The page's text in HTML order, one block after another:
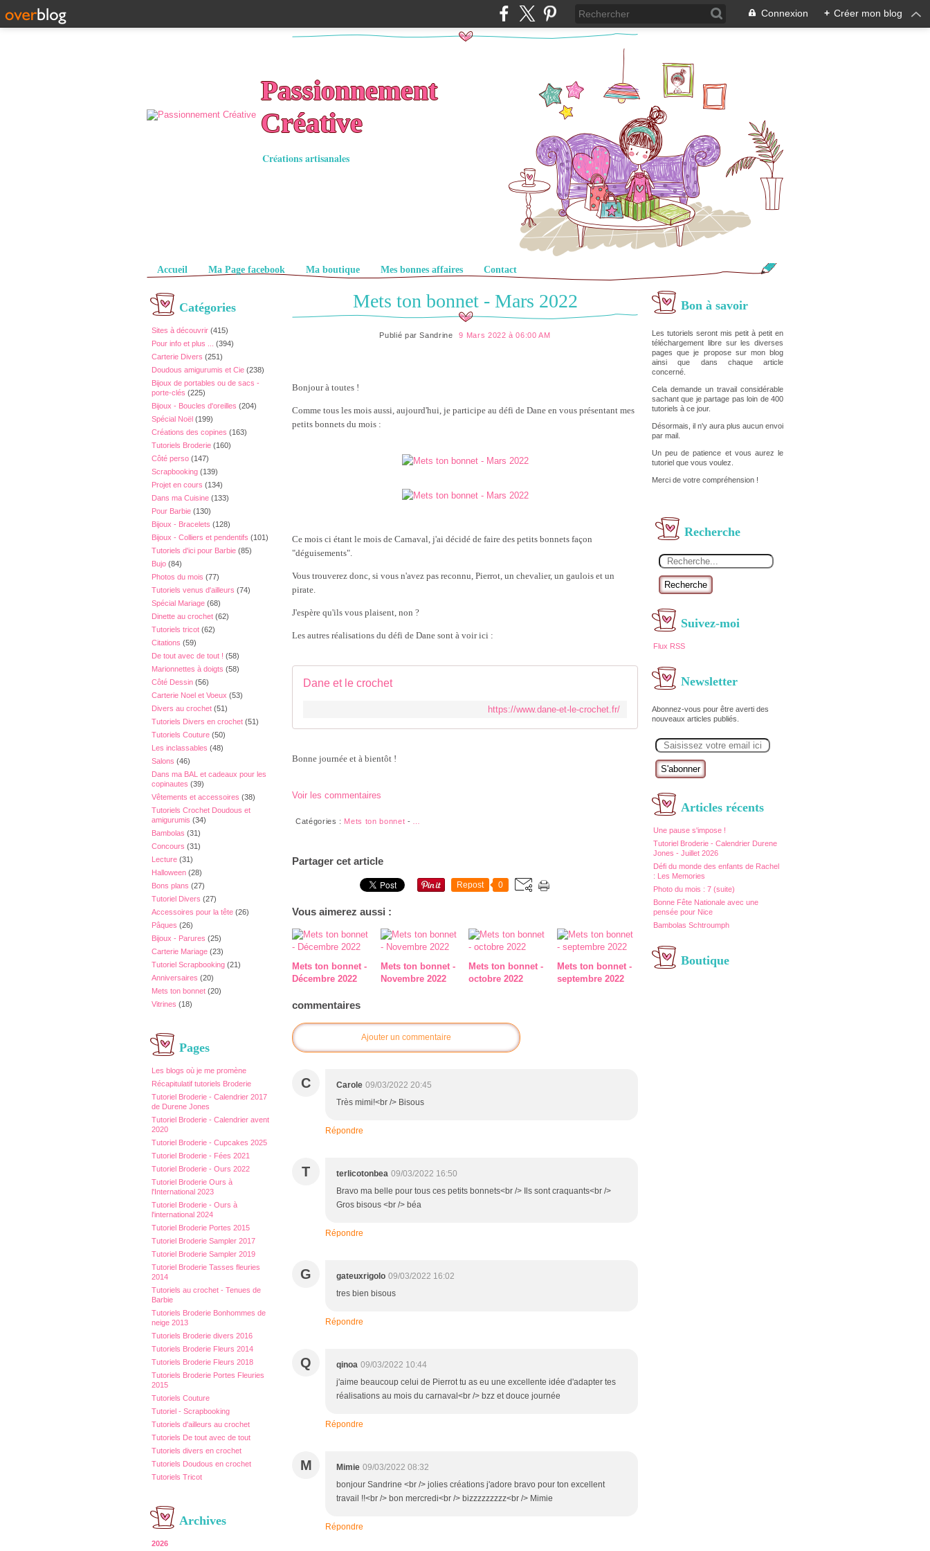
Connexion + Créer mon blog
Passionnement
Créative
Créations artisanales
Pages
Accueil Ma Page facebook Ma boutique Mes bonnes affaires Contact
Catégories
Sites à découvrir (415)
Pour info et plus ...
(394)
Carterie Divers (251)
Doudous amigurumis et Cie (238)
Bijoux de portables ou de sacs -
porte-clés (225)
Bijoux - Boucles d'oreilles (204)
Spécial Noël (199)
Créations des copines (163)
Tutoriels Broderie (160)
Côté perso (147)
Scrapbooking (139)
Projet en cours (134)
Dans ma Cuisine (133)
Pour Barbie (130)
Bijoux - Bracelets (128)
Bijoux - Colliers et pendentifs (101)
Tutoriels d'ici pour Barbie (85)
Bujo (84)
Photos du mois (77)
Tutoriels venus d'ailleurs (74)
Spécial Mariage (68)
Dinette au crochet (62)
Tutoriels tricot (62)
Citations (59)
De tout avec de tout ! (58)
Marionnettes à doigts (58)
Côté Dessin (56)
Carterie Noel et Voeux (53)
Divers au crochet (51)
Tutoriels Divers en crochet (51)
Tutoriels Couture (50)
Les inclassables (48)
Salons (46)
Dans ma BAL et cadeaux pour les
copinautes (39)
Vêtements et accessoires (38)
Tutoriels Crochet Doudous et
amigurumis (34)
Bambolas (31)
Concours (31)
Lecture (31)
Halloween (28)
Bons plans (27)
Tutoriel Divers (27)
Accessoires pour la tête (26)
Pâques (26)
Bijoux - Parures (25)
Carterie Mariage (23)
Tutoriel Scrapbooking (21)
Anniversaires (20)
Mets ton bonnet (20)
Vitrines (18)
Pages
Les blogs où je me promène
Récapitulatif tutoriels Broderie
Tutoriel Broderie - Calendrier 2017
de Durene Jones
Tutoriel Broderie - Calendrier avent
2020
Tutoriel Broderie - Cupcakes 2025
Tutoriel Broderie - Fées 2021
Tutoriel Broderie - Ours 2022
Tutoriel Broderie Ours à
l'International 2023
Tutoriel Broderie - Ours à
l'international 2024
Tutoriel Broderie Portes 2015
Tutoriel Broderie Sampler 2017
Tutoriel Broderie Sampler 2019
Tutoriel Broderie Tasses fleuries
2014
Tutoriels au crochet - Tenues de
Barbie
Tutoriels Broderie Bonhommes de
neige 2013
Tutoriels Broderie divers 2016
Tutoriels Broderie Fleurs 2014
Tutoriels Broderie Fleurs 2018
Tutoriels Broderie Portes Fleuries
2015
Tutoriels Couture
Tutoriel - Scrapbooking
Tutoriels d'ailleurs au crochet
Tutoriels De tout avec de tout
Tutoriels divers en crochet
Tutoriels Doudous en crochet
Tutoriels Tricot
Archives
2026
Bon à savoir
Les tutoriels seront mis petit à petit en
téléchargement libre sur les diverses
pages que je propose sur mon blog
ainsi que dans chaque article
concerné.
Cela demande un travail considérable
sachant que je partage pas loin de 400
tutoriels à ce jour.
Désormais, il n'y aura plus aucun envoi
par mail.
Un peu de patience et vous aurez le
tutoriel que vous voulez.
Merci de votre compréhension !
Recherche
Recherche
Suivez-moi
Flux RSS
Newsletter
Abonnez-vous pour être averti des
nouveaux articles publiés.
m
Articles récents
Une pause s'impose !
Tutoriel Broderie - Calendrier Durene
Jones - Juillet 2026
Défi du monde des enfants de Rachel
: Les Memories
Photo du mois : 7 (suite)
Bonne Fête Nationale avec une
pensée pour Nice
Bambolas Schtroumph
Boutique
Mets ton bonnet - Mars 2022
Publié parSandrine 9 Mars 2022 à 06:00 AM
Bonjour à toutes !
Comme tous les mois aussi, aujourd'hui, je participe au défi de Dane en vous présentant mes
petits bonnets du mois :
Ce mois ci étant le mois de Carnaval, j'ai décidé de faire des petits bonnets façon
"déguisements".
Vous trouverez donc, si vous n'avez pas reconnu, Pierrot, un chevalier, un gaulois et un
pirate.
J'espère qu'ils vous plaisent, non ?
Les autres réalisations du défi de Dane sont à voir ici :
Dane et le crochet
https://www.dane-et-le-crochet.fr/
Bonne journée et à bientôt !
Voir les commentaires
Catégories : Mets ton bonnet -
Partager cet article
Repost 0
Vous aimerez aussi :
Mets ton bonnet -
Décembre 2022
Mets ton bonnet -
Novembre 2022
Mets ton bonnet -
octobre 2022
Mets ton bonnet -
septembre 2022
commentaires
Ajouter un commentaire
C Carole 09/03/2022 20:45
Très mimi!<br /> Bisous
Répondre
T terlicotonbea 09/03/2022 16:50
Bravo ma belle pour tous ces petits bonnets<br /> Ils sont craquants<br />
Gros bisous <br /> béa
Répondre
G gateuxrigolo 09/03/2022 16:02
tres bien bisous
Répondre
Q qinoa 09/03/2022 10:44
j'aime beaucoup celui de Pierrot tu as eu une excellente idée d'adapter tes
réalisations au mois du carnaval<br /> bzz et douce journée
Répondre
M Mimie 09/03/2022 08:32
bonjour Sandrine <br /> jolies créations j'adore bravo pour ton excellent
travail !!<br /> bon mercredi<br /> bizzzzzzzzz<br /> Mimie
Répondre